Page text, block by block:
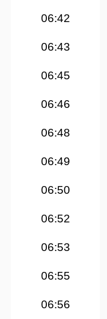
06:42
06:43
06:45
06:46
06:48
06:49
06:50
06:52
06:53
06:55
06:56